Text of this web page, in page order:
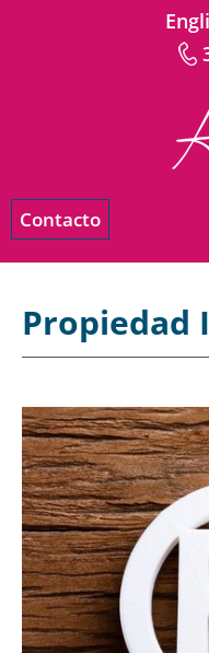
Contacto
Propiedad